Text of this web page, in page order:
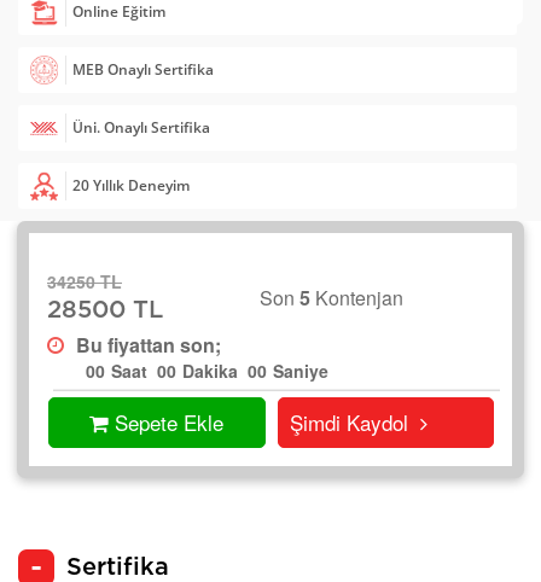
20 Yıllık Deneyim
Üni. Onaylı Sertifika
MEB Onaylı Sertifika
Online Eğitim
34250 TL
28500 TL
Son 5Kontenjan
Bu fiyattan son;
00 Saat 00 Dakika 00 Saniye
Sepete Ekle Şimdi Kaydol
Sertifika